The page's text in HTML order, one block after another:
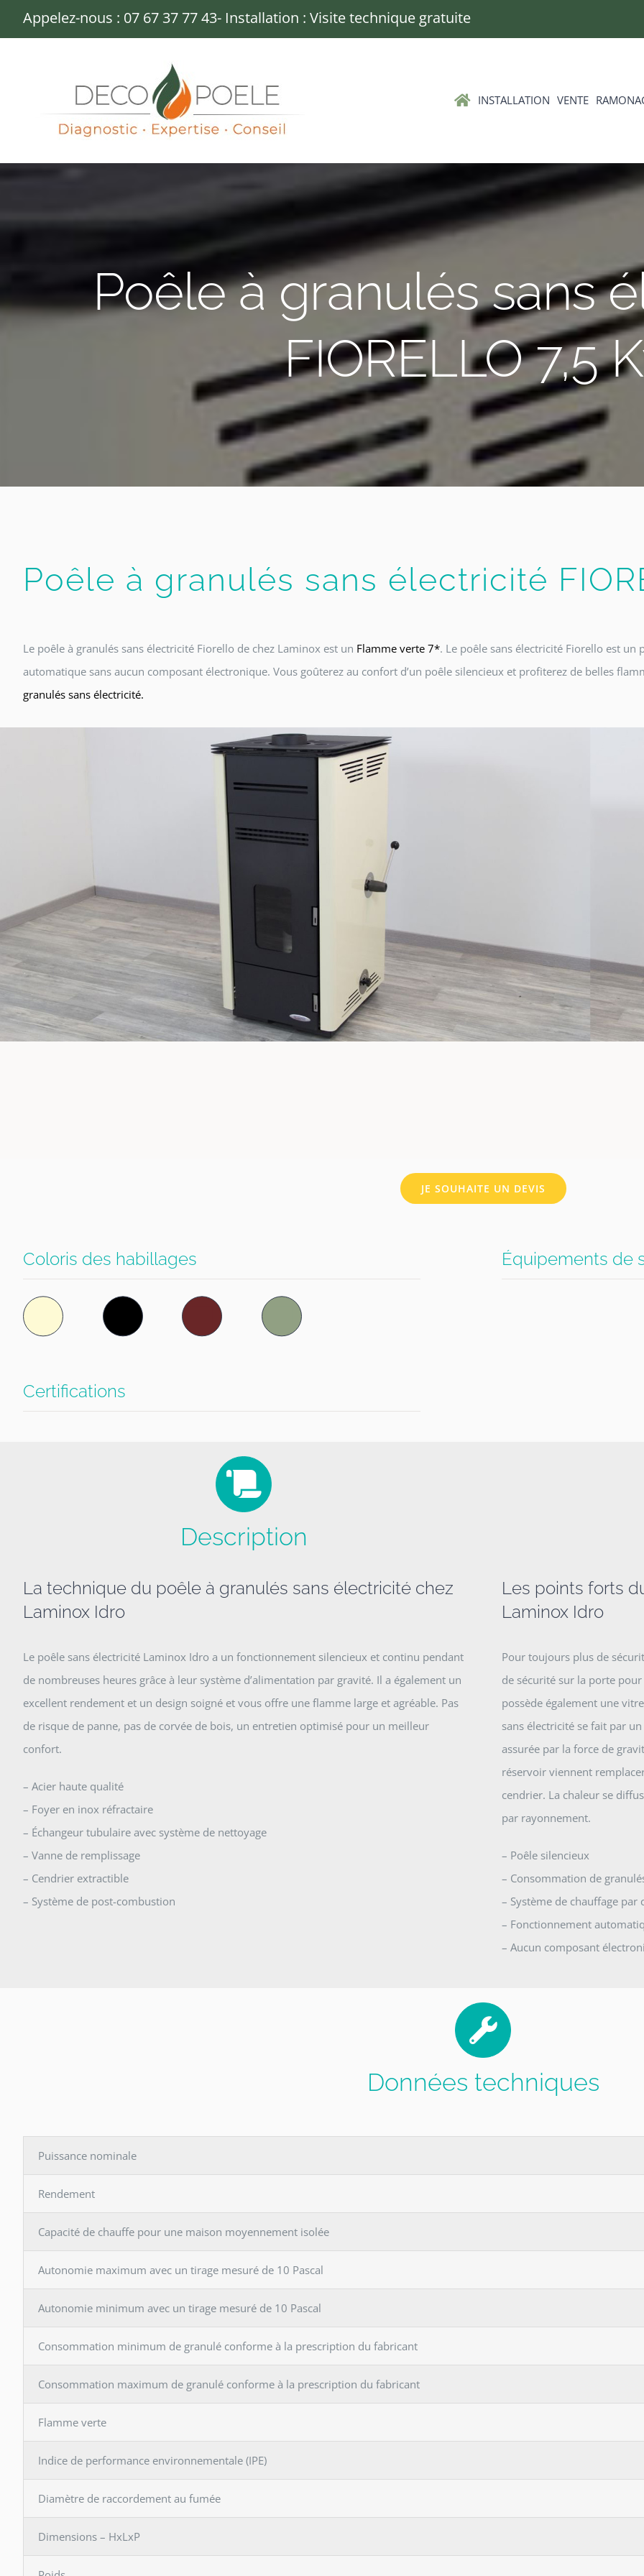
PasserAppelez-nous : 07 67 37 77 43- Installation : Visite technique gratuite
INSTALLATION VENTE
Poêle à granulés sans
FIORELLO 7,5
Poêle à granulés sans électricité
Le poêle à granulés sans électricité Fiorello de chez Laminox est un Flamme verte 7*. Le poêle sans électricité Fiorello est
automatique sans aucun composant électronique. Vous goûterez au confort d’un poêle silencieux et profiterez de belles
granulés sans électricité.
JE SOUHAITE UN DEVIS
Coloris des habillages Équipements de
Certifications
Description
La technique du poêle à granulés sans électricité chez
Laminox Idro
Le poêle sans électricité Laminox Idro a un fonctionnement silencieux et continu pendant
de nombreuses heures grâce à leur système d’alimentation par gravité. Il a également un
excellent rendement et un design soigné et vous offre une flamme large et agréable. Pas
de risque de panne, pas de corvée de bois, un entretien optimisé pour un meilleur
confort.
– Acier haute qualité
– Foyer en inox réfractaire
– Échangeur tubulaire avec système de nettoyage
– Vanne de remplissage
– Cendrier extractible
– Système de post-combustion
Les points forts
Laminox Idro
Pour toujours plus de
de sécurité sur la porte
possède également une
sans électricité se fait par
assurée par la force de
réservoir viennent
cendrier. La chaleur se
par rayonnement.
– Poêle silencieux
– Consommation de
– Système de chauffage
– Fonctionnement
– Aucun composant
Données techniques
Puissance nominale
Rendement
Capacité de chauffe pour une maison moyennement isolée
Autonomie maximum avec un tirage mesuré de 10 Pascal
Autonomie minimum avec un tirage mesuré de 10 Pascal
Consommation minimum de granulé conforme à la prescription du fabricant
Consommation maximum de granulé conforme à la prescription du fabricant
Flamme verte
Indice de performance environnementale (IPE)
Diamètre de raccordement au fumée
Dimensions – HxLxP